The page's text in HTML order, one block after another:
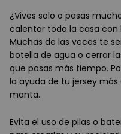
¿Vives solo o pasas
calentar toda la casa
Muchas de las veces te
botella de agua o cerrar
que pasas más tiempo.
la ayuda de tu jersey
manta.
Evita el uso de pilas o